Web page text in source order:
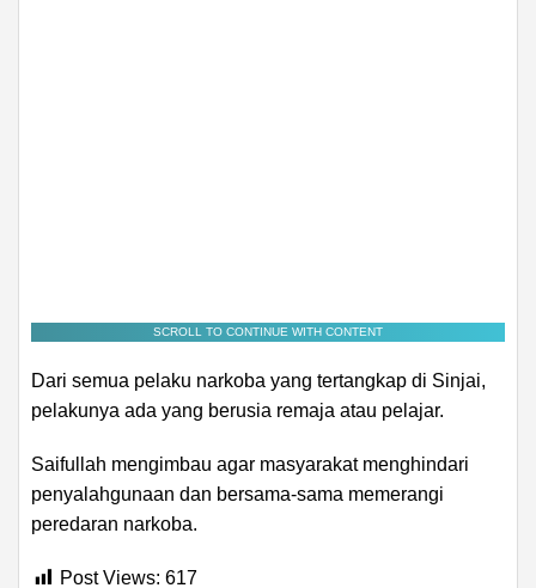
SCROLL TO CONTINUE WITH CONTENT
Dari semua pelaku narkoba yang tertangkap di Sinjai,
pelakunya ada yang berusia remaja atau pelajar.
Saifullah mengimbau agar masyarakat menghindari
penyalahgunaan dan bersama-sama memerangi
peredaran narkoba.
Post Views: 617